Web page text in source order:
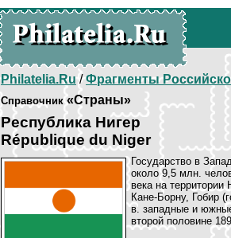
Philatelia.Ru/Фрагменты
Справочник«Страны»
Республика Нигер
République du Niger
Государство в
около 9,5 млн.
века на территории
Кане-Борну, Гобир
в. западные и
второй половине